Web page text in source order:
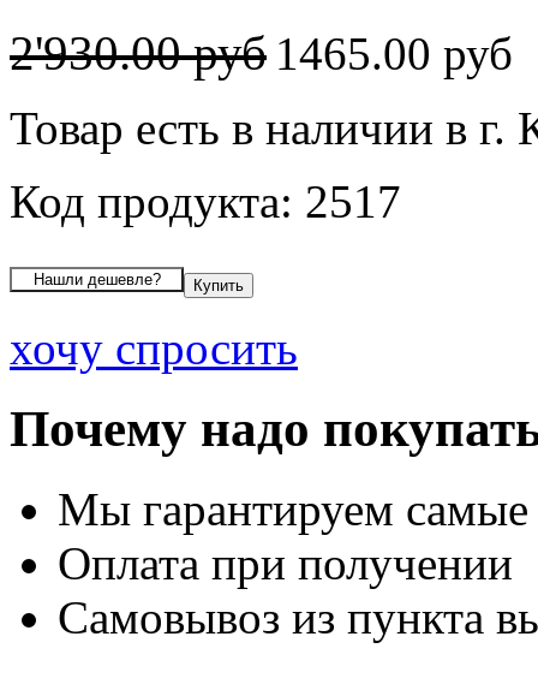
2'930.00 руб 1465.00 руб
Товар есть в наличии в г.
Код продукта: 2517
хочу спросить
Почему надо
Мы гарантируем
Оплата при получении
Самовывоз из пункта